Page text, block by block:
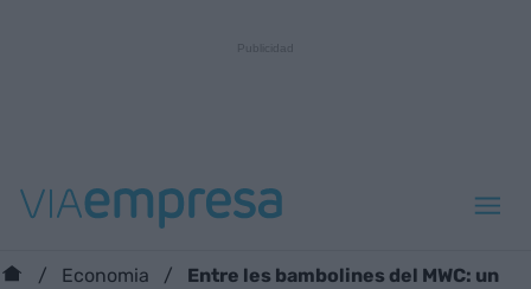
Economia
Entre les bambolines del MWC: un